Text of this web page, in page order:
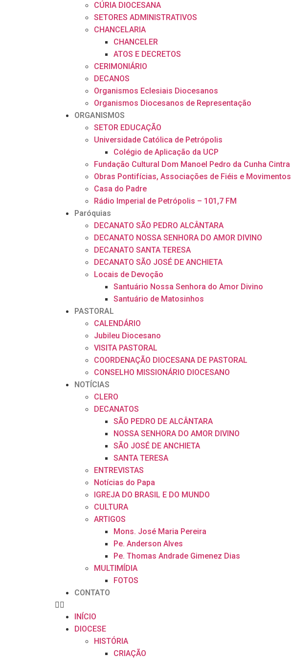
CÚRIA DIOCESANA
SETORES ADMINISTRATIVOS
CHANCELARIA
CHANCELER
ATOS E DECRETOS
CERIMONIÁRIO
DECANOS
Organismos Eclesiais Diocesanos
Organismos Diocesanos de Representação
ORGANISMOS
SETOR EDUCAÇÃO
Universidade Católica de Petrópolis
Colégio de Aplicação da UCP
Fundação Cultural Dom Manoel Pedro da Cunha Cintra
Obras Pontifícias, Associações de Fiéis e
Casa do Padre
Rádio Imperial de Petrópolis – 101,7 FM
Paróquias
DECANATO SÃO PEDRO ALCÂNTARA
DECANATO NOSSA SENHORA DO AMOR DIVINO
DECANATO SANTA TERESA
DECANATO SÃO JOSÉ DE ANCHIETA
Locais de Devoção
Santuário Nossa Senhora do Amor Divino
Santuário de Matosinhos
PASTORAL
CALENDÁRIO
Jubileu Diocesano
VISITA PASTORAL
COORDENAÇÃO DIOCESANA DE PASTORAL
CONSELHO MISSIONÁRIO DIOCESANO
NOTÍCIAS
CLERO
DECANATOS
SÃO PEDRO DE ALCÂNTARA
NOSSA SENHORA DO AMOR DIVINO
SÃO JOSÉ DE ANCHIETA
SANTA TERESA
ENTREVISTAS
Notícias do Papa
IGREJA DO BRASIL E DO MUNDO
CULTURA
ARTIGOS
Mons. José Maria Pereira
Pe. Anderson Alves
Pe. Thomas Andrade Gimenez Dias
MULTIMÍDIA
FOTOS
CONTATO
INÍCIO
DIOCESE
HISTÓRIA
CRIAÇÃO